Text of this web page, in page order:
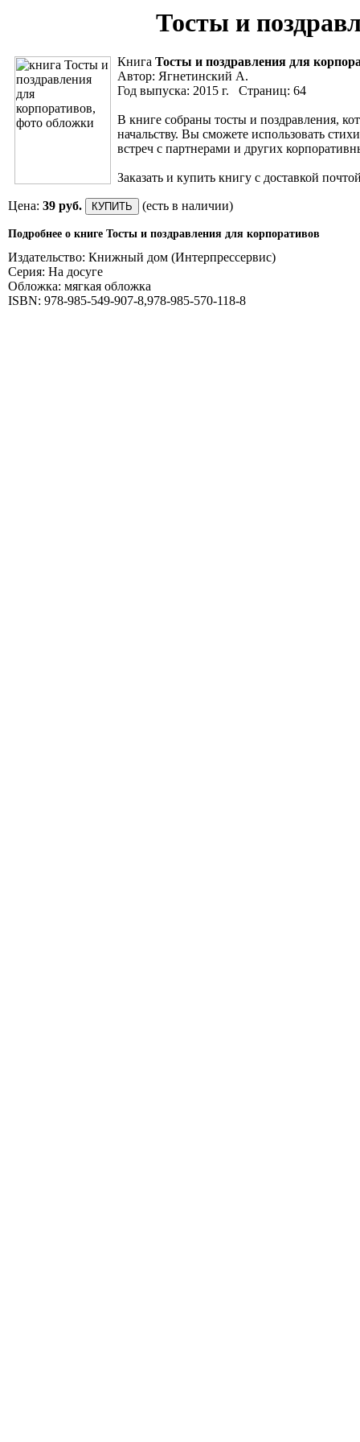
Тосты и
Книга Тосты и поздравления для
Автор: Ягнетинский А.
Год выпуска: 2015 г. Страниц: 64
В книге собраны тосты и поздравления,
начальству. Вы сможете использовать
встреч с партнерами и других
Заказать и купить книгу с доставкой
Цена: 39 руб. (есть в наличии)
Подробнее о книге Тосты и поздравления для корпоративов
Издательство: Книжный дом (Интерпрессервис)
Серия: На досуге
Обложка: мягкая обложка
ISBN: 978-985-549-907-8,978-985-570-118-8